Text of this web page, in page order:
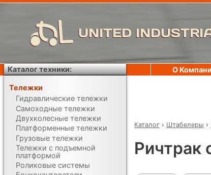
UNITED
Каталог › Штабелеры ›
Ричтрак
О
Каталог техники:
Тележки
Гидравлические тележки
Самоходные тележки
Двухколесные тележки
Платформенные тележки
Грузовые тележки
Тележки с подъемной
платформой
Роликовые системы